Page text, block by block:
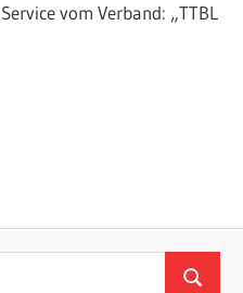
vom Verband: „TTBL